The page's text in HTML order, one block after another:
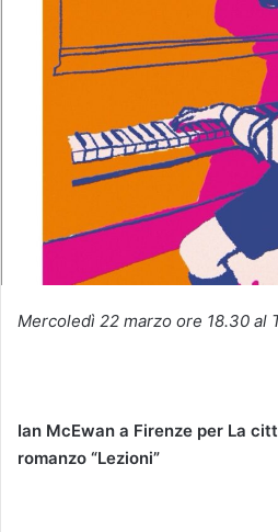
Mercoledì 22 marzo ore 18.30 al
Ian McEwan a Firenze per La
romanzo “Lezioni”